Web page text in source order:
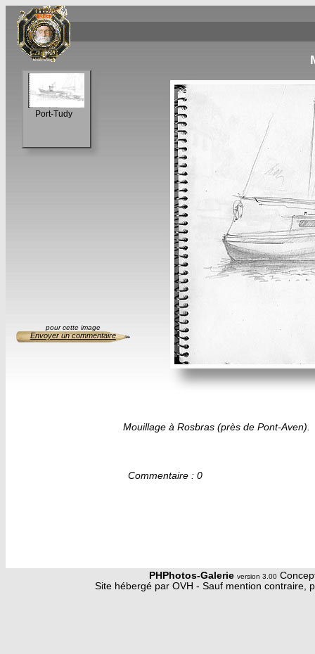
Port-Tudy
pour cette image
Envoyer un commentaire
Mouillage à Rosbras (près de Pont-Aven).
Commentaire : 0
PHPhotos-Galerie version 3.00
Site hébergé par OVH - Sauf mention contraire,